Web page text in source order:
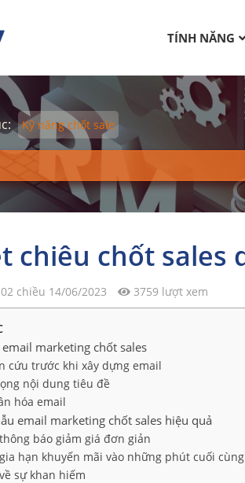
TÍNH NĂNG
Kỹ năng chốt sale
chiêu chốt sales
chiều 14/06/2023 3759 lượt xem
marketing chốt sales
cứu trước khi xây dựng email
nội dung tiêu đề
hóa email
email marketing chốt sales hiệu quả
báo giảm giá đơn giản
hạn khuyến mãi vào những phút cuối cùng
sự khan hiếm